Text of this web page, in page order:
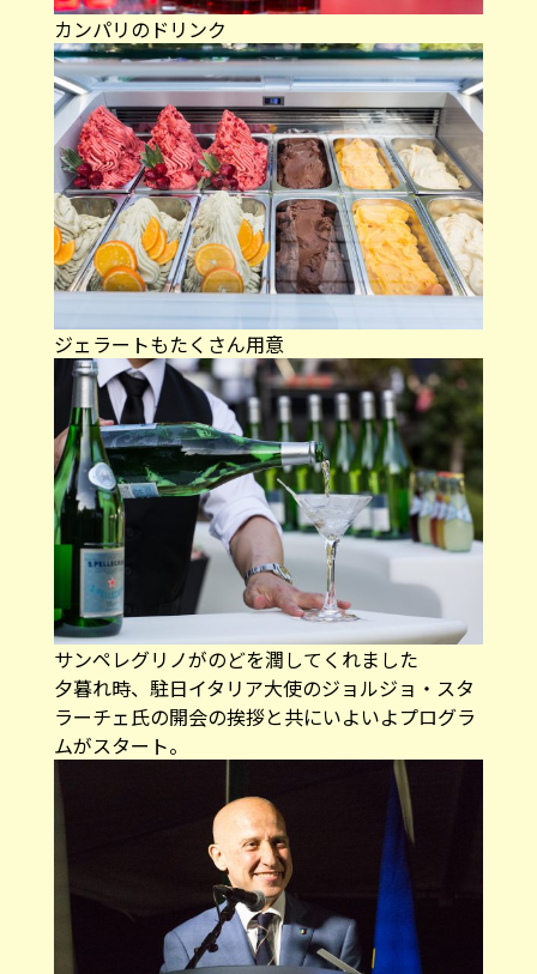
カンパリのドリンク
ジェラートもたくさん用意
サンペレグリノがのどを潤してくれました
夕暮れ時、駐日イタリア大使のジョルジョ・スタ
ラーチェ氏の開会の挨拶と共にいよいよプログラ
ムがスタート。